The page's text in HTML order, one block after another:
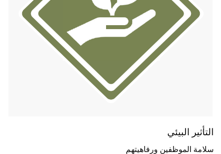
التأثير البيئي
سلامة الموظفين ورفاهيتهم